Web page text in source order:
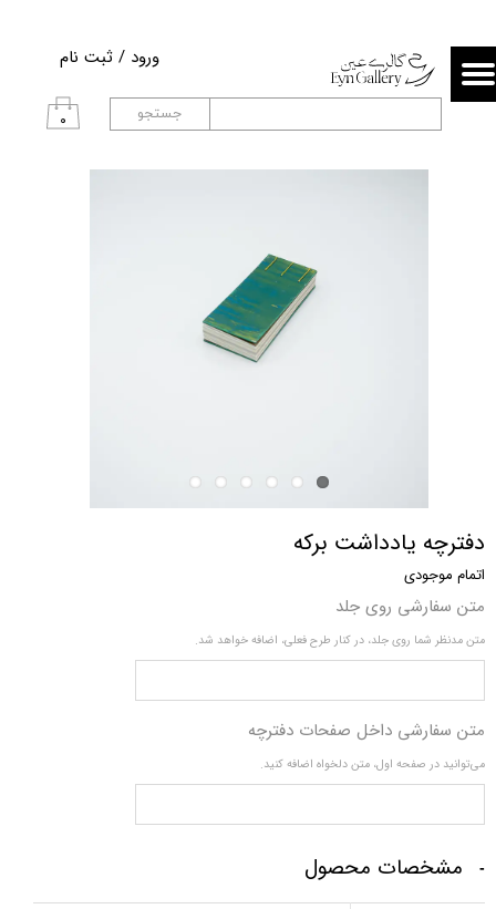
۰
ورود / ثبت نام
حساب کاربری من
تغییر گذر واژه
جستجو
دفترچه یادداشت برکه
اتمام موجودی
متن سفارشی روی جلد
متن مدنظر شما روی جلد، در کنار طرح فعلی، اضافه خواهد شد.
متن سفارشی داخل صفحات دفترچه
می‌توانید در صفحه اول، متن دلخواه اضافه کنید.
مشخصات محصول